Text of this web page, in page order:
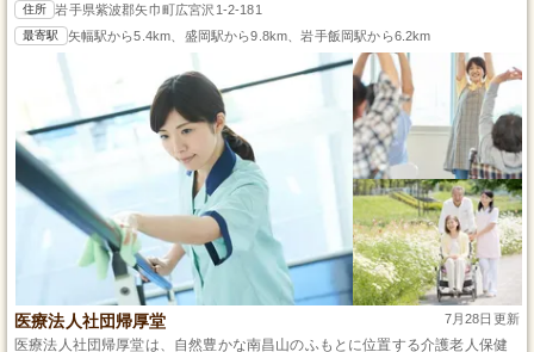
住所 岩手県紫波郡矢巾町広宮沢1-2-181
最寄駅 矢幅駅から5.4km、盛岡駅から9.8km、岩手飯岡駅から6.2km
医療法人社団帰厚堂 7月28日更新
医療法人社団帰厚堂は、自然豊かな南昌山のふもとに位置する介護老人保健